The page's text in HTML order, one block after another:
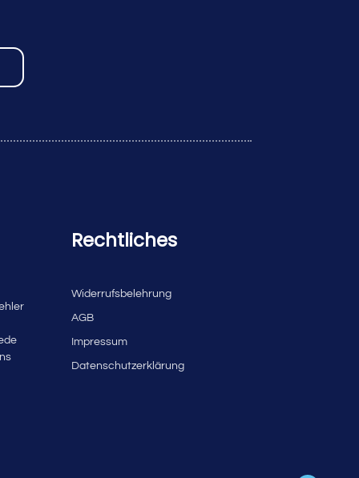
Rechtliches
Widerrufsbelehrung
AGB
Impressum
Datenschutzerklärung